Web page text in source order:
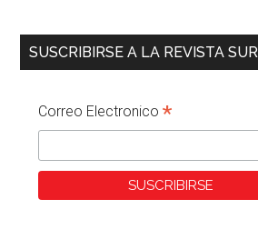
SUSCRIBIRSE A LA REVISTA SUR
Correo Electronico*